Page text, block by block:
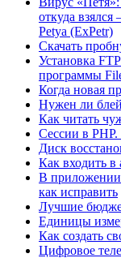
откуда
Petya (ExPetr)
Скачать
Установка
программы
Когда новая
Нужен ли
Как читать
Сессии в
Диск
Как входить
В приложении
как исправить
Лучшие
Единицы
Как создать
Цифровое